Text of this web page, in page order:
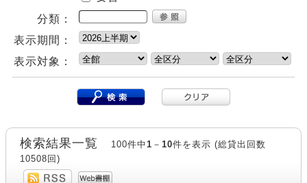
分類：
表示期間：
表示対象：
検索結果一覧 100件中1 － 10件を表示 (総貸出回数
10508回)